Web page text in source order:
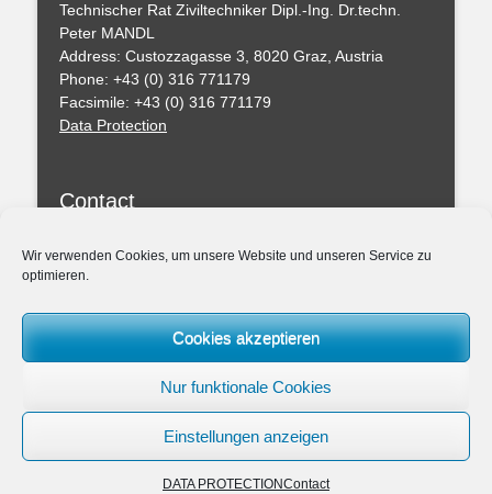
Wir verwenden Cookies, um unsere Website und unseren Service zu
optimieren.
Cookies akzeptieren
Nur funktionale Cookies
Einstellungen anzeigen
DATA PROTECTIONContact
Technischer Rat Ziviltechniker Dipl.-Ing. Dr.techn.
Peter MANDL
Address: Custozzagasse 3, 8020 Graz, Austria
Phone: +43 (0) 316 771179
Facsimile: +43 (0) 316 771179
Data Protection
Contact
Federal Act of the Chartered Engineering Consultants
Association: Chamber of the Architects and Chartered